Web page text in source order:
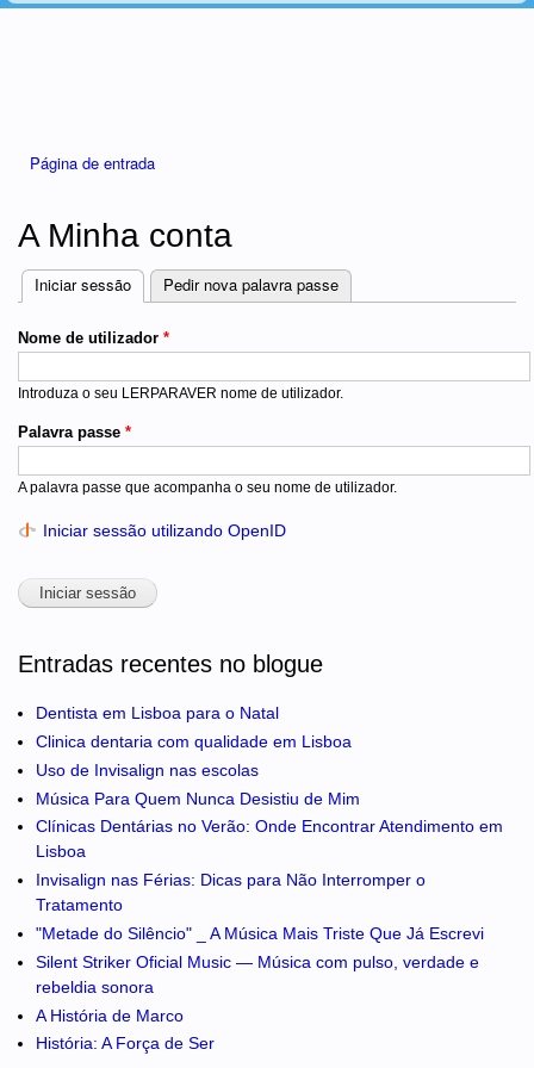
Página de entrada
A Minha conta
Separadores
Iniciar sessão (separador ativo)
Pedir nova palavra passe
Nome de utilizador *
Introduza o seu LERPARAVER nome de utilizador.
Palavra passe *
A palavra passe que acompanha o seu nome de utilizador.
Iniciar sessão utilizando OpenID
Entradas recentes no blogue
Dentista em Lisboa para o Natal
Clinica dentaria com qualidade em Lisboa
Uso de Invisalign nas escolas
Música Para Quem Nunca Desistiu de Mim
Clínicas Dentárias no Verão: Onde Encontrar Atendimento em
Lisboa
Invisalign nas Férias: Dicas para Não Interromper o
Tratamento
"Metade do Silêncio" _ A Música Mais Triste Que Já Escrevi
Silent Striker Oficial Music — Música com pulso, verdade e
rebeldia sonora
A História de Marco
História: A Força de Ser